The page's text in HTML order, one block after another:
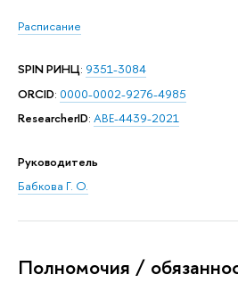
Расписание
SPIN РИНЦ: 9351-3084
ORCID: 0000-0002-9276-4985
ResearcherID: ABE-4439-2021
Руководитель
Бабкова Г. О.
Полномочия /